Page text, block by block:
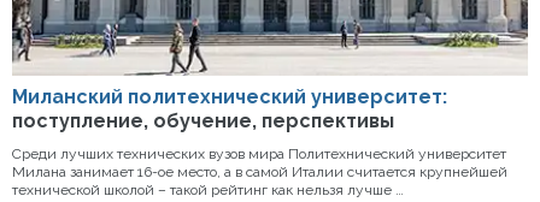
Миланский политехнический университет:
поступление, обучение, перспективы
Среди лучших технических вузов мира Политехнический университет
Милана занимает 16-ое место, а в самой Италии считается крупнейшей
технической школой – такой рейтинг как нельзя лучше …